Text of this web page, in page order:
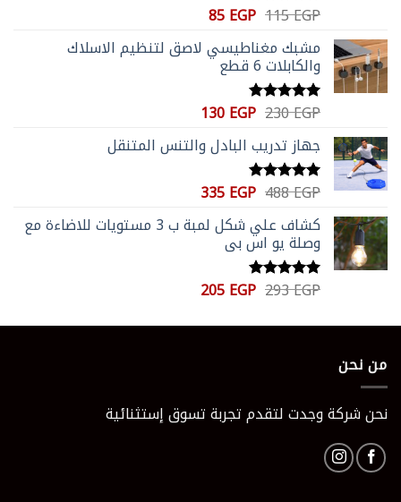
تم التقييم
115EGP السعر
هو:
115 EGP.
85EGP السعر
هو:
مشبك مغناطيسي لاصق لتنظيم الاسلاك
والكابلات 6 قطع
تم التقييم
230EGP السعر
هو:
230 EGP.
130EGP السعر
هو:
جهاز تدريب البادل والتنس المتنقل
تم التقييم
488EGP السعر
هو:
488 EGP.
335EGP السعر
هو: كشاف علي شكل لمبة ب 3 مستويات للاضاءة مع
وصلة يو اس بي
تم التقييم
293EGP السعر
هو:
205EGP السعر
هو:
من نحن
نحن شركة وجدت لتقدم تجربة تسوق إستثنائية